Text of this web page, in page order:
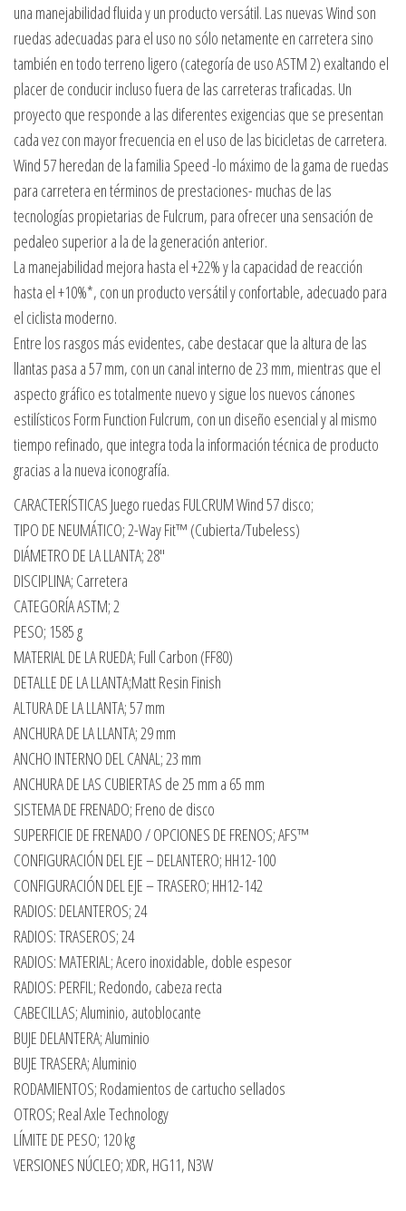
una manejabilidad fluida y un producto versátil. Las nuevas Wind son
ruedas adecuadas para el uso no sólo netamente en carretera sino
también en todo terreno ligero (categoría de uso ASTM 2) exaltando el
placer de conducir incluso fuera de las carreteras traficadas. Un
proyecto que responde a las diferentes exigencias que se presentan
cada vez con mayor frecuencia en el uso de las bicicletas de carretera.
Wind 57 heredan de la familia Speed -lo máximo de la gama de ruedas
para carretera en términos de prestaciones- muchas de las
tecnologías propietarias de Fulcrum, para ofrecer una sensación de
pedaleo superior a la de la generación anterior.
La manejabilidad mejora hasta el +22% y la capacidad de reacción
hasta el +10%*, con un producto versátil y confortable, adecuado para
el ciclista moderno.
Entre los rasgos más evidentes, cabe destacar que la altura de las
llantas pasa a 57 mm, con un canal interno de 23 mm, mientras que el
aspecto gráfico es totalmente nuevo y sigue los nuevos cánones
estilísticos Form Function Fulcrum, con un diseño esencial y al mismo
tiempo refinado, que integra toda la información técnica de producto
gracias a la nueva iconografía.
CARACTERÍSTICAS Juego ruedas FULCRUM Wind 57 disco;
TIPO DE NEUMÁTICO; 2-Way Fit™ (Cubierta/Tubeless)
DIÁMETRO DE LA LLANTA; 28″
DISCIPLINA; Carretera
CATEGORÍA ASTM; 2
PESO; 1585 g
MATERIAL DE LA RUEDA; Full Carbon (FF80)
DETALLE DE LA LLANTA;Matt Resin Finish
ALTURA DE LA LLANTA; 57 mm
ANCHURA DE LA LLANTA; 29 mm
ANCHO INTERNO DEL CANAL; 23 mm
ANCHURA DE LAS CUBIERTAS de 25 mm a 65 mm
SISTEMA DE FRENADO; Freno de disco
SUPERFICIE DE FRENADO / OPCIONES DE FRENOS; AFS™
CONFIGURACIÓN DEL EJE – DELANTERO; HH12-100
CONFIGURACIÓN DEL EJE – TRASERO; HH12-142
RADIOS: DELANTEROS; 24
RADIOS: TRASEROS; 24
RADIOS: MATERIAL; Acero inoxidable, doble espesor
RADIOS: PERFIL; Redondo, cabeza recta
CABECILLAS; Aluminio, autoblocante
BUJE DELANTERA; Aluminio
BUJE TRASERA; Aluminio
RODAMIENTOS; Rodamientos de cartucho sellados
OTROS; Real Axle Technology
LÍMITE DE PESO; 120 kg
VERSIONES NÚCLEO; XDR, HG11, N3W